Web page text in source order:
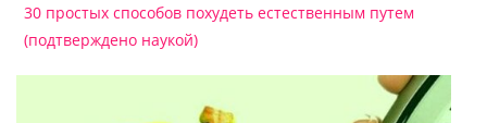
30 простых способов похудеть естественным путем
(подтверждено наукой)